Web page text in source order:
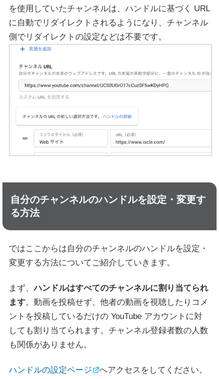
を使用していたチャンネルは、ハンドルに基づく URL
に自動でリダイレクトされるようになり、チャンネル
側でリダイレクトの設定などは不要です。
自分のチャンネルのハンドルを設定・変更す
る方法
ではここからは自分のチャンネルのハンドルを設定・
変更する方法についてご紹介していきます。
まず、ハンドルはすべてのチャンネルに割り当てられ
ます。動画を投稿せず、他者の動画を視聴したりコメ
ントを投稿しているだけの YouTube アカウントに対
しても割り当てられます。チャンネル登録者数の人数
も関係がありません。
ハンドルの設定ページ
へアクセスをしてください。